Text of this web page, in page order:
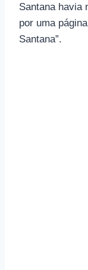
Santana havia
por uma
Santana”.